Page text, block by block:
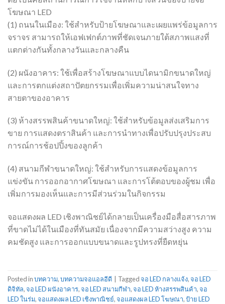
โฆษณา LED
(1) ถนนในเมือง: ใช้สำหรับป้ายโฆษณาและเผยแพร่ข้อมูลการ
จราจร สามารถให้เอฟเฟกต์ภาพที่ชัดเจนภายใต้สภาพแสงที่
แตกต่างกันทั้งกลางวันและกลางคืน
(2) ผนังอาคาร: ใช้เพื่อสร้างโฆษณาแบบไดนามิกขนาดใหญ่
และการตกแต่งสถาปัตยกรรมเพื่อเพิ่มความน่าสนใจทาง
สายตาของอาคาร
(3) ห้างสรรพสินค้าขนาดใหญ่: ใช้สำหรับข้อมูลส่งเสริมการ
ขาย การแสดงตราสินค้า และการนำทางเพื่อปรับปรุงประสบ
การณ์การช้อปปิ้งของลูกค้า
(4) สนามกีฬาขนาดใหญ่: ใช้สำหรับการแสดงข้อมูลการ
แข่งขัน การออกอากาศโฆษณา และการโต้ตอบของผู้ชม เพื่อ
เพิ่มการมองเห็นและการมีส่วนร่วมในกิจกรรม
จอแสดงผล LED เชิงพาณิชย์ได้กลายเป็นเครื่องมือสื่อสารภาพ
ที่ขาดไม่ได้ในเมืองที่ทันสมัย ​​เนื่องจากมีความสว่างสูง ความ
คมชัดสูง และการออกแบบขนาดและรูปทรงที่ยืดหยุ่น
Posted inบทความ,บทความจอแอลอีดี Taggedจอ LED กลางแจ้ง,จอ LED
ดิจิทัล,จอ LED ผนังอาคาร,จอ LED สนามกีฬา,จอ LED ห้างสรรพสินค้า,จอ
LED ในร่ม,จอแสดงผล LED เชิงพาณิชย์,จอแสดงผล LED โฆษณา,ป้าย LED